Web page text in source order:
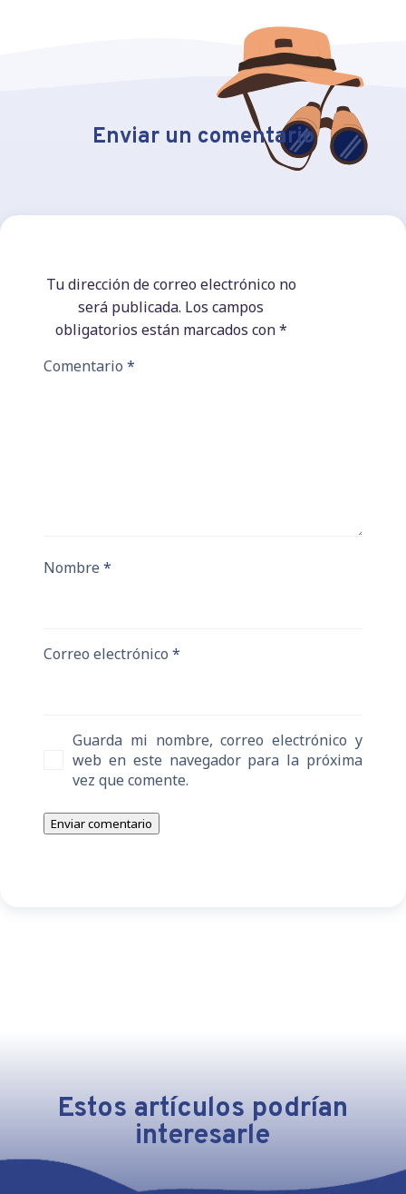
Enviar un comentario
Tu dirección de correo electrónico no
será publicada. Los campos
obligatorios están marcados con*
Comentario *
Nombre *
Correo electrónico *
Guarda mi nombre, correo electrónico y
web en este navegador para la próxima
vez que comente.
Enviar comentario
Estos artículos podrían
interesarle